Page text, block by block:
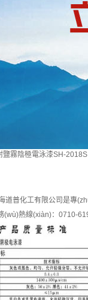
鹽霧陰極電泳漆SH-2018S
道普化工有限公司是專
熱線(xiàn)：0710-